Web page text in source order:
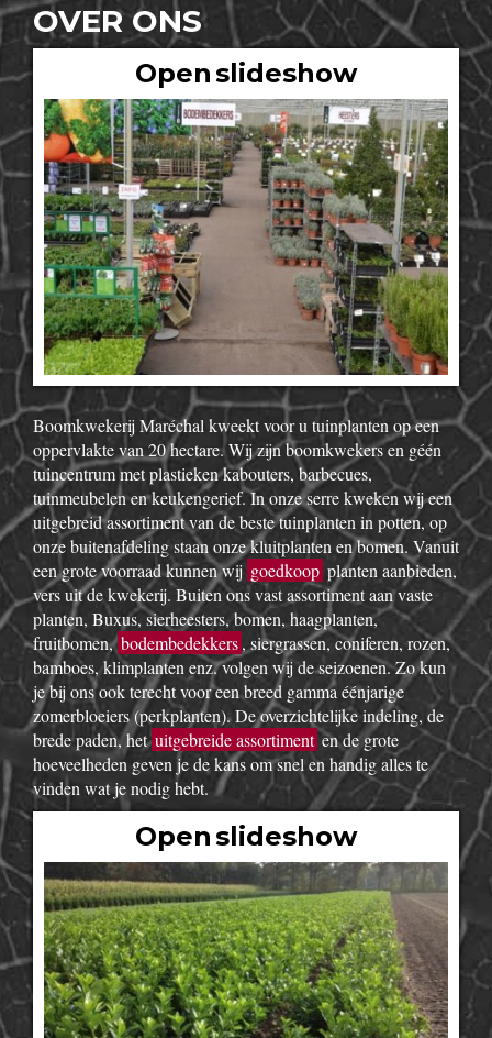
OVER ONS
Open slideshow
Boomkwekerij Maréchal kweekt voor u tuinplanten op een
oppervlakte van 20 hectare. Wij zijn boomkwekers en géén
tuincentrum met plastieken kabouters, barbecues,
tuinmeubelen en keukengerief. In onze serre kweken wij een
uitgebreid assortiment van de beste tuinplanten in potten, op
onze buitenafdeling staan onze kluitplanten en bomen. Vanuit
een grote voorraad kunnen wij goedkoop planten aanbieden,
vers uit de kwekerij. Buiten ons vast assortiment aan vaste
planten, Buxus, sierheesters, bomen, haagplanten,
fruitbomen,bodembedekkers, siergrassen, coniferen, rozen,
bamboes, klimplanten enz. volgen wij de seizoenen. Zo kun
je bij ons ook terecht voor een breed gamma éénjarige
zomerbloeiers (perkplanten). De overzichtelijke indeling, de
brede paden, hetuitgebreide assortiment en de grote
hoeveelheden geven je de kans om snel en handig alles te
vinden wat je nodig hebt.
Open slideshow